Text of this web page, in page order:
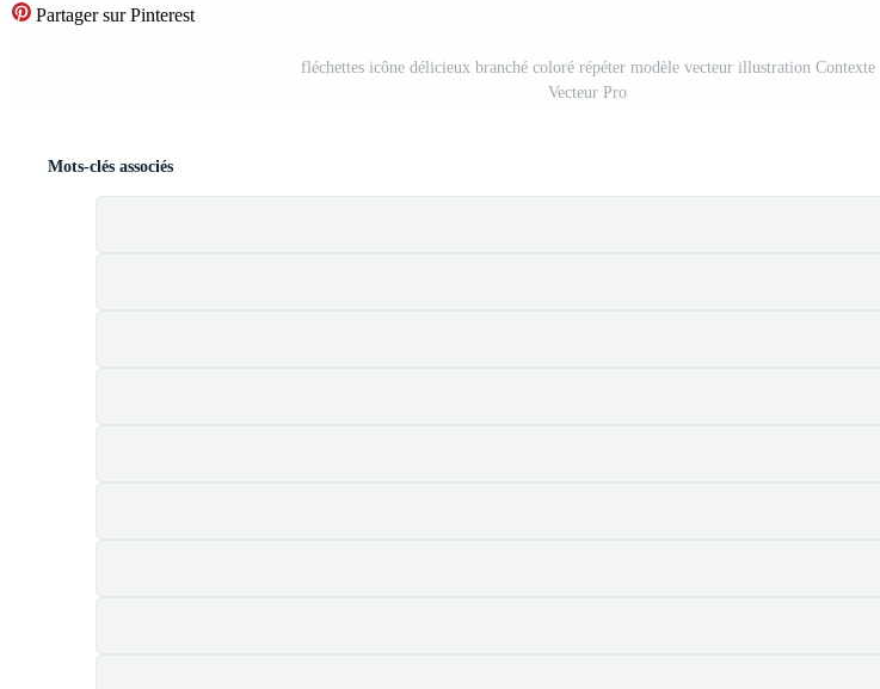
Partager sur Pinterest
fléchettes icône délicieux branché coloré répéter modèle vecteur illustration Contexte
Vecteur Pro
Mots-clés associés